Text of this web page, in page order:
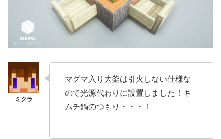
マグマ入り大釜は引火しない仕様な
ので光源代わりに設置しました！キ
ムチ鍋のつもり・・・！